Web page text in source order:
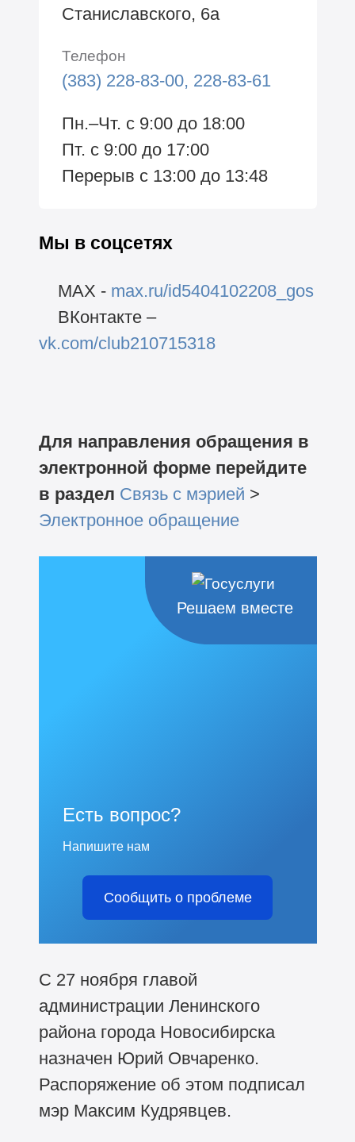
Станиславского, 6а
Телефон
(383) 228-83-00, 228-83-61
Пн.–Чт. с 9:00 до 18:00
Пт. с 9:00 до 17:00
Перерыв с 13:00 до 13:48
Мы в соцсетях
MAX - max.ru/id5404102208_gos
ВКонтакте –
vk.com/club210715318
Для направления обращения в
электронной форме перейдите
в раздел Связь с мэрией >
Электронное обращение
Решаем вместе
Есть вопрос?
Напишите нам
Сообщить о проблеме
С 27 ноября главой
администрации Ленинского
района города Новосибирска
назначен Юрий Овчаренко.
Распоряжение об этом подписал
мэр Максим Кудрявцев.